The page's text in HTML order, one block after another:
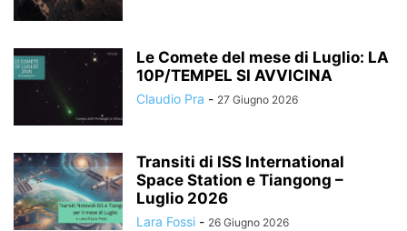
Le Comete del mese di Luglio: LA
10P/TEMPEL SI AVVICINA
Claudio Pra - 27 Giugno 2026
Transiti di ISS International
Space Station e Tiangong –
Luglio 2026
Lara Fossi - 26 Giugno 2026